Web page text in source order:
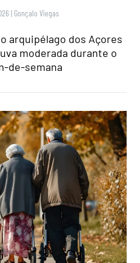
| Gonçalo Viegas
arquipélago dos Açores
moderada durante o
de-semana